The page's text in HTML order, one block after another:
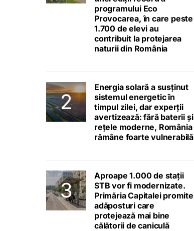
programului Eco
Provocarea, în care peste
1.700 de elevi au
contribuit la protejarea
naturii din România
Energia solară a susținut
sistemul energetic în
timpul zilei, dar experții
avertizează: fără baterii și
rețele moderne, România
rămâne foarte vulnerabilă
Aproape 1.000 de stații
STB vor fi modernizate.
Primăria Capitalei promite
adăposturi care
protejează mai bine
călătorii de caniculă